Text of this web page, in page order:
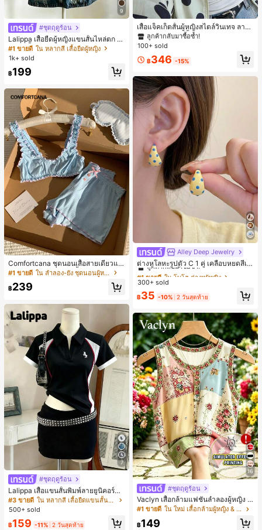
9
#ชุดฤดูร้อน
Lalippa เสื้อยืดผู้หญิงแขนสั้นไหล่ตก ค
อวีปกเสื้อ ลายพิมพ์ดิจิทัลลายทาง สไตล์
สปอร์ตแฟชั่นมินิมอล ของขวัญสำหรับเ
พื่อน
#1 ขายดี ใน หลากสี เสื้อยืดผู้หญิง
1k+ sold
฿199
Comfortcana ชุดนอนเสื้อสายเดี่ยวแต่
งระบายและกางเกงขาสั้นสำหรับผู้หญิง
#1 ขายดี ใน ลำลอง-ยัง ชุดนอนผู้หญิง
฿239
7
#ชุดฤดูร้อน
Lalippa เสื้อแขนสั้นพิมพ์ลายยูนิคอร์นล
ายทางสีตัดกันสำหรับผู้หญิง สไตล์วิทย
าลัย
#3 ขายดี
ใน หลากสี เสื้อยืดแขนสั้นเนื้อนุ่มสำหรับใส่ทุกวัน
500+ sold
฿159 -11% 2 วันสุดท้าย
เสื้อแจ็คเก็ตสั้นผู้หญิงสไตล์วินเทจ ลายจุ
ดขนาดใหญ่ คอตั้ง เอวเข้ารูป แขนพอง
ทรงหลวม แฟชั่นอเนกประสงค์ สำหรับใ
#1 ขายดี ใน กระเป๋า เสื้อคลุมลำลอง
ลูกค้ากลับมาซื้อซ้ำ!
#1 ขายดี ใน กระเป๋า เสื้อคลุมลำลอง
ลูกค้ากลับมาซื้อซ้ำ!
#1 ขายดี ใน กระเป๋า เสื้อคลุมลำลอง
ลูกค้ากลับมาซื้อซ้ำ!
#1 ขายดี ใน กระเป๋า เสื้อคลุมลำลอง
ลูกค้ากลับมาซื้อซ้ำ!
100+ sold
฿346 -15%
Alley Deep Jewelry
ต่างหูโลหะรูปตัว C 1 คู่ เคลือบหยดสีเห
ลือง ลายจุดสีน้ำเงิน สไตล์ยุโรปและอเม
ริกัน แฟชั่นส่วนตัว หวานและสง่างาม
สำหรับผู้หญิงและเด็กหญิง สำหรับการเ
ดินทาง งานแต่งงาน ปาร์ตี้ วันเกิด ของ
#1 ขายดี ใน โบโฮ ต่างหูผู้หญิง
ลูกค้ากลับมาซื้อซ้ำ!
#1 ขายดี ใน โบโฮ ต่างหูผู้หญิง
ลูกค้ากลับมาซื้อซ้ำ!
#1 ขายดี ใน โบโฮ ต่างหูผู้หญิง
ลูกค้ากลับมาซื้อซ้ำ!
#1 ขายดี ใน โบโฮ ต่างหูผู้หญิง
300+ sold
฿35 -10% 2 วันสุดท้าย
16
#ชุดฤดูร้อน
Vaclyn เสื้อกล้ามแฟชั่นลำลองผู้หญิง ล
ายแพตช์เวิร์ก แขนกุด คอกลม ติดกระดุ
#1 ขายดี ใน ใหม่ เสื้อกล้ามผู้หญิง & Camis
฿149